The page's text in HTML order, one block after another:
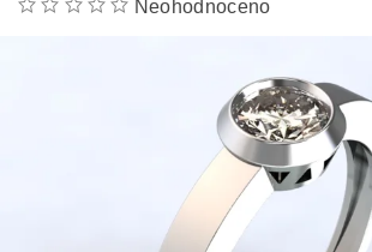
Neohodnoceno